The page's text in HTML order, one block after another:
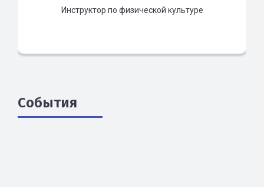
Инструктор по физической культуре
События